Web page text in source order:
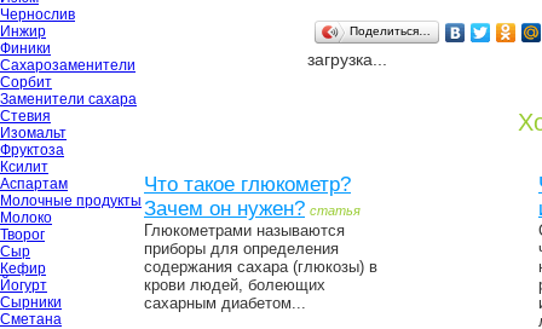
Чернослив
Инжир
Финики
Сахарозаменители
Сорбит
Заменители сахара
Стевия
Изомальт
Фруктоза
Ксилит
Аспартам
Молочные продукты
Молоко
Творог
Сыр
Кефир
Йогурт
Сырники
Сметана
Поделиться…
загрузка...
Что такое глюкометр?
Зачем он нужен? статья
Глюкометрами называются
приборы для определения
содержания сахара (глюкозы) в
крови людей, болеющих
сахарным диабетом...